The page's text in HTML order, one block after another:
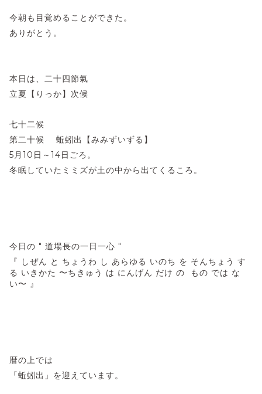
今朝も目覚めることができた。
ありがとう。
本日は、二十四節氣
立夏【りっか】次候
七十二候
第二十候 蚯蚓出【みみずいずる】
5月10日～14日ごろ。
冬眠していたミミズが土の中から出てくるころ。
今日の " 道場長の一日一心 "
『 しぜん と ちょうわ し あらゆる いのち を そんちょう す
る いきかた 〜ちきゅう は にんげん だけ の もの では な
い〜 』
暦の上では
「蚯蚓出」を迎えています。